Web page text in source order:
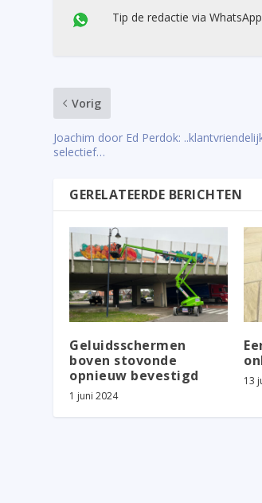
Tip de redactie via
Vorig
Joachim door Ed Perdok:
selectief…
GERELATEERDE BERICHTEN
Geluidsschermen
boven stovonde
opnieuw bevestigd
1 juni 2024
13